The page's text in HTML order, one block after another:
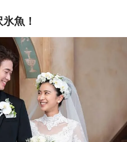
魚！